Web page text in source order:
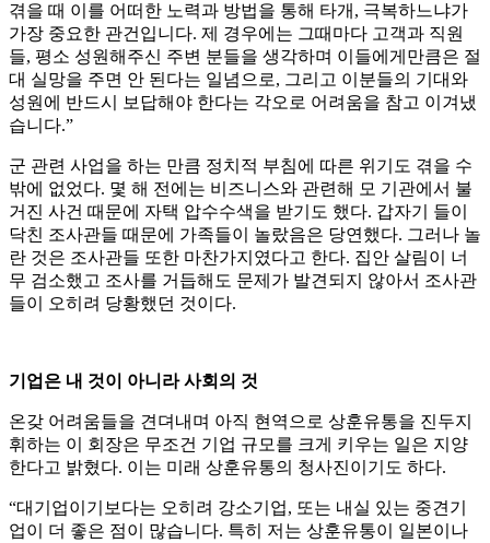
겪을 때 이를 어떠한 노력과 방법을 통해 타개, 극복하느냐가
가장 중요한 관건입니다. 제 경우에는 그때마다 고객과 직원
들, 평소 성원해주신 주변 분들을 생각하며 이들에게만큼은 절
대 실망을 주면 안 된다는 일념으로, 그리고 이분들의 기대와
성원에 반드시 보답해야 한다는 각오로 어려움을 참고 이겨냈
습니다.”
군 관련 사업을 하는 만큼 정치적 부침에 따른 위기도 겪을 수
밖에 없었다. 몇 해 전에는 비즈니스와 관련해 모 기관에서 불
거진 사건 때문에 자택 압수수색을 받기도 했다. 갑자기 들이
닥친 조사관들 때문에 가족들이 놀랐음은 당연했다. 그러나 놀
란 것은 조사관들 또한 마찬가지였다고 한다. 집안 살림이 너
무 검소했고 조사를 거듭해도 문제가 발견되지 않아서 조사관
들이 오히려 당황했던 것이다.
기업은 내 것이 아니라 사회의 것
온갖 어려움들을 견뎌내며 아직 현역으로 상훈유통을 진두지
휘하는 이 회장은 무조건 기업 규모를 크게 키우는 일은 지양
한다고 밝혔다. 이는 미래 상훈유통의 청사진이기도 하다.
“대기업이기보다는 오히려 강소기업, 또는 내실 있는 중견기
업이 더 좋은 점이 많습니다. 특히 저는 상훈유통이 일본이나